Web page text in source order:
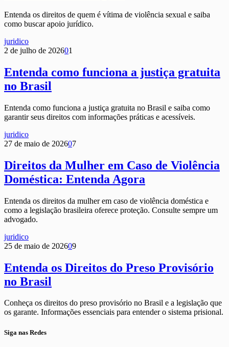
Entenda os direitos de quem é vítima de violência sexual e saiba
como buscar apoio jurídico.
juridico
2 de julho de 202601
Entenda como funciona a justiça gratuita
no Brasil
Entenda como funciona a justiça gratuita no Brasil e saiba como
garantir seus direitos com informações práticas e acessíveis.
juridico
27 de maio de 202607
Direitos da Mulher em Caso de Violência
Doméstica: Entenda Agora
Entenda os direitos da mulher em caso de violência doméstica e
como a legislação brasileira oferece proteção. Consulte sempre um
advogado.
juridico
25 de maio de 202609
Entenda os Direitos do Preso Provisório
no Brasil
Conheça os direitos do preso provisório no Brasil e a legislação que
os garante. Informações essenciais para entender o sistema prisional.
Siga nas Redes